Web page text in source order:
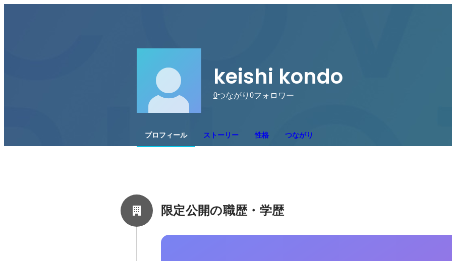
keishi kondo
0つながり 0フォロワー
プロフィール ストーリー 性格 つながり
限定公開の職歴・学歴